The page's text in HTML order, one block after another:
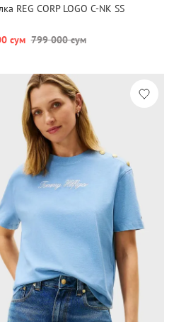
REG CORP LOGO C-NK SS
сум 799 000 сум